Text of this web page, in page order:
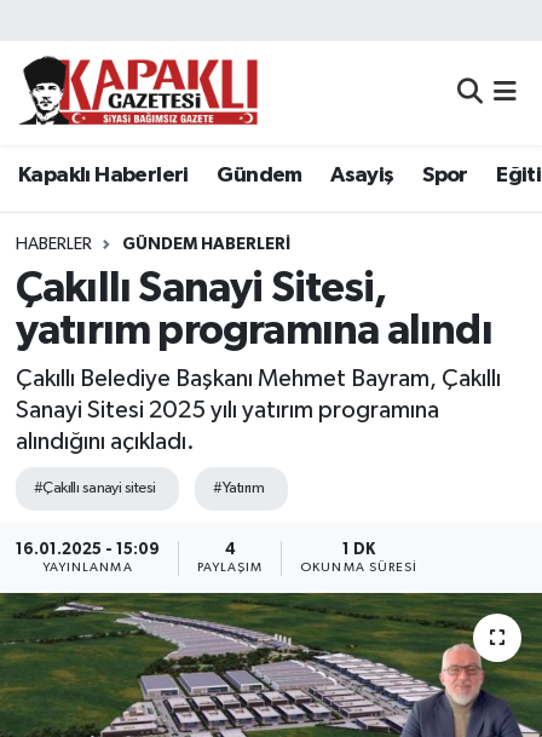
Kapaklı Haberleri Gündem Asayiş Spor
HABERLER GÜNDEM HABERLERI
Çakıllı Sanayi Sitesi,
yatırım programına alındı
Çakıllı Belediye Başkanı Mehmet Bayram, Çakıllı
Sanayi Sitesi 2025 yılı yatırım programına
alındığını açıkladı.
#Çakıllı sanayi sitesi #Yatırım
16.01.2025 - 15:09
YAYINLANMA
4
PAYLAŞIM
1 DK
OKUNMA SÜRESI
Kapaklı Haberleri
Asayiş
Spor
Eğitim
Siyaset
Sağlık
Teknoloji
Tekirdağ Nöbetçi Eczaneler
Tekirdağ Namaz Vakitleri
Tekirdağ Trafik Yoğunluk Haritası
Süper Lig Puan Durumu ve Fikstür
Tüm Manşetler